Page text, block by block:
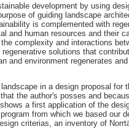
development by using
of guiding landscape
is complemented with
and human resources and their
complexity and interactions
solutions that
and environment regenerates
in a design proposal for
the author's posses and
a first application of the
from which we based our
criterias, an inventory of